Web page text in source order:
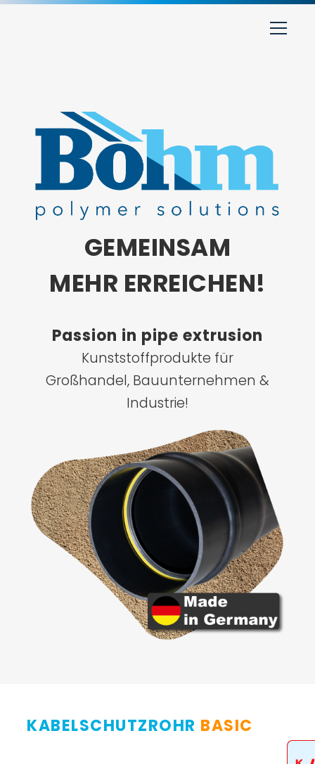
GEMEINSAM
MEHR ERREICHEN!
Passion in pipe extrusion
Kunststoffprodukte für
Großhandel, Bauunternehmen &
Industrie!
KABELSCHUTZROHR BASIC